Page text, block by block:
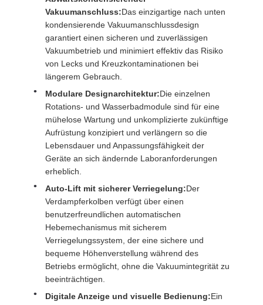
Vakuumanschluss:Das einzigartige nach unten
kondensierende Vakuumanschlussdesign
garantiert einen sicheren und zuverlässigen
Vakuumbetrieb und minimiert effektiv das Risiko
von Lecks und Kreuzkontaminationen bei
längerem Gebrauch.
Modulare Designarchitektur:Die einzelnen
Rotations- und Wasserbadmodule sind für eine
mühelose Wartung und unkomplizierte zukünftige
Aufrüstung konzipiert und verlängern so die
Lebensdauer und Anpassungsfähigkeit der
Geräte an sich ändernde Laboranforderungen
erheblich.
Auto-Lift mit sicherer Verriegelung:Der
Verdampferkolben verfügt über einen
benutzerfreundlichen automatischen
Hebemechanismus mit sicherem
Verriegelungssystem, der eine sichere und
bequeme Höhenverstellung während des
Betriebs ermöglicht, ohne die Vakuumintegrität zu
beeinträchtigen.
Digitale Anzeige und visuelle Bedienung:Ein